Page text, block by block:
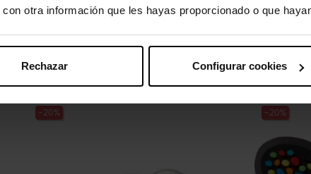
otra información que les hayas proporcionado o que
Rechazar Configurar cookies
ventilado y fresco.
produto também compraram:
-20% -20%